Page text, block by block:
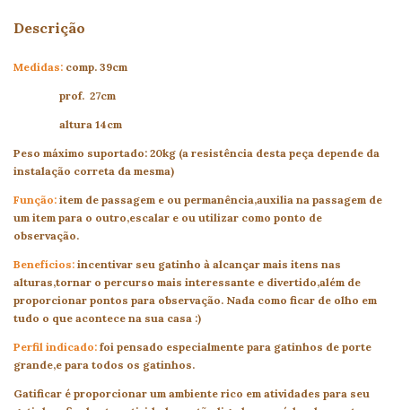
Descrição
Medidas: comp. 39cm
prof. 27cm
altura 14cm
Peso máximo suportado: 20kg (a resistência desta peça depende da
instalação correta da mesma)
Função: item de passagem e ou permanência,auxilia na passagem de
um item para o outro,escalar e ou utilizar como ponto de
observação.
Benefícios: incentivar seu gatinho à alcançar mais itens nas
alturas,tornar o percurso mais interessante e divertido,além de
proporcionar pontos para observação. Nada como ficar de olho em
tudo o que acontece na sua casa :)
Perfil indicado: foi pensado especialmente para gatinhos de porte
grande,e para todos os gatinhos.
Gatificar é proporcionar um ambiente rico em atividades para seu